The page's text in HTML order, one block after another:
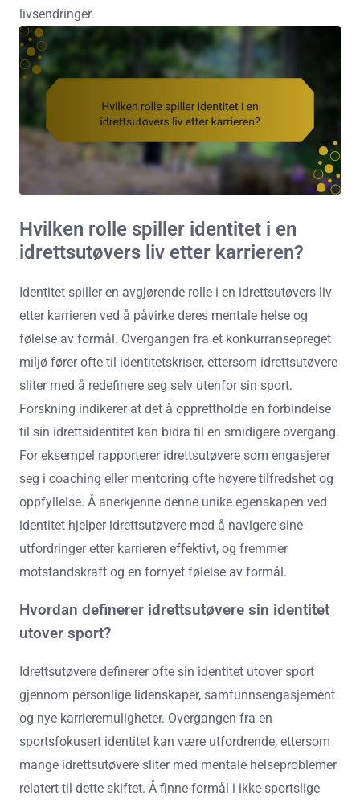
livsendringer.
Hvilken rolle spiller identitet i en
idrettsutøvers liv etter karrieren?
Identitet spiller en avgjørende rolle i en idrettsutøvers liv
etter karrieren ved å påvirke deres mentale helse og
følelse av formål. Overgangen fra et konkurransepreget
miljø fører ofte til identitetskriser, ettersom idrettsutøvere
sliter med å redefinere seg selv utenfor sin sport.
Forskning indikerer at det å opprettholde en forbindelse
til sin idrettsidentitet kan bidra til en smidigere overgang.
For eksempel rapporterer idrettsutøvere som engasjerer
seg i coaching eller mentoring ofte høyere tilfredshet og
oppfyllelse. Å anerkjenne denne unike egenskapen ved
identitet hjelper idrettsutøvere med å navigere sine
utfordringer etter karrieren effektivt, og fremmer
motstandskraft og en fornyet følelse av formål.
Hvordan definerer idrettsutøvere sin identitet
utover sport?
Idrettsutøvere definerer ofte sin identitet utover sport
gjennom personlige lidenskaper, samfunnsengasjement
og nye karrieremuligheter. Overgangen fra en
sportsfokusert identitet kan være utfordrende, ettersom
mange idrettsutøvere sliter med mentale helseproblemer
relatert til dette skiftet. Å finne formål i ikke-sportslige